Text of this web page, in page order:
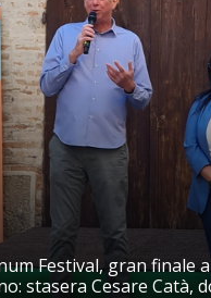
Festival, gran finale
stasera Cesare Catà,